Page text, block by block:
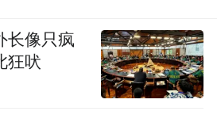
长像只疯
狂吠